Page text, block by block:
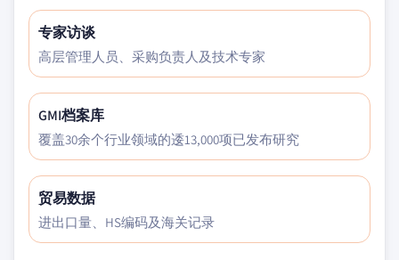
专家访谈
高层管理人员、采购负责人及技术专家
GMI档案库
覆盖30余个行业领域的逶13,000项已发布研究
贸易数据
进出口量、HS编码及海关记录